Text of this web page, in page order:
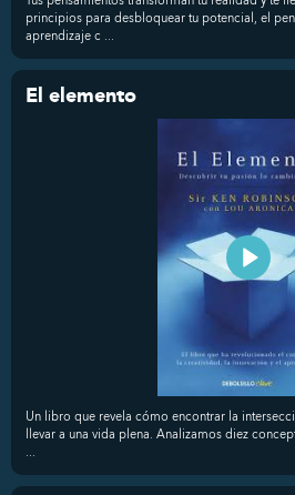
principios para desbloquear tu potencial, el
aprendizaje c ...
El elemento
Un libro que revela cómo encontrar la
llevar a una vida plena. Analizamos diez
...